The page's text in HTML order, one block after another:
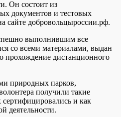
Он состоит из
документов и тестовых
сайте добровольцыроссии.рф.
выполнившим все
со всеми материалами, выдан
прохождение дистанционного
природных парков,
получили такие
и как
деятельности.